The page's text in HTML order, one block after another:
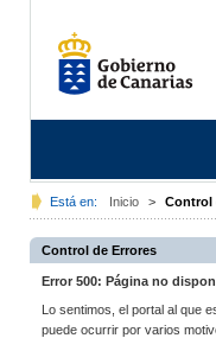
Está en: Inicio > Control
Control de Errores
Error 500: Página no
Lo sentimos, el portal al que
puede ocurrir por varios